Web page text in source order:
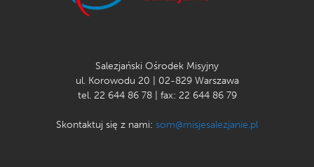
Salezjański Ośrodek Misyjny
ul. Korowodu 20 | 02-829 Warszawa
tel. 22 644 86 78 | fax: 22 644 86 79
Skontaktuj się z nami: som@misjesalezjanie.pl